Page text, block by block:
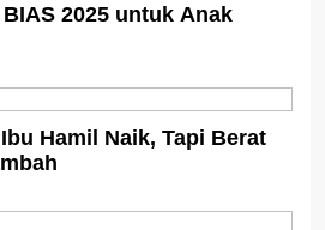
2025 untuk Anak
Hamil Naik, Tapi Berat